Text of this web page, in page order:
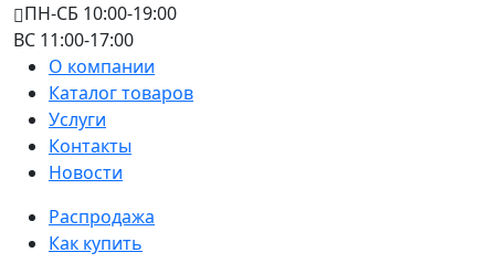
ПН-СБ 10:00-19:00
ВС 11:00-17:00
О компании
Каталог товаров
Услуги
Контакты
Новости
Распродажа
Как купить